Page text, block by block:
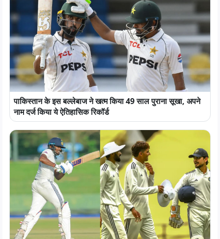
पाकिस्तान के इस बल्लेबाज ने खत्म किया 49 साल पुराना सूखा, अपने
नाम दर्ज किया ये ऐतिहासिक रिकॉर्ड